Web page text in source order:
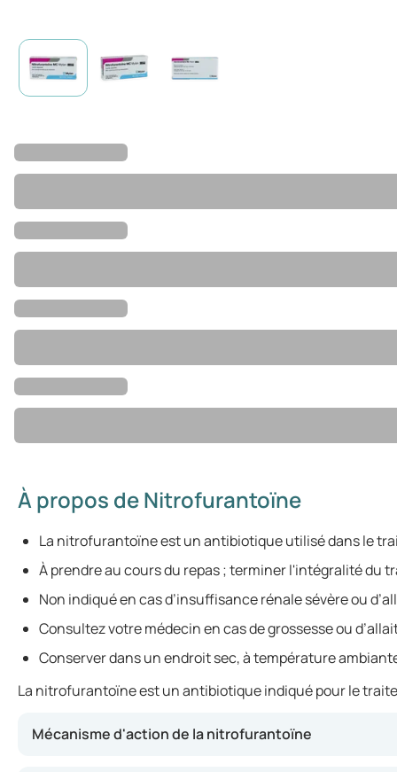
À propos de Nitrofurantoïne
La nitrofurantoïne est un antibiotique utilisé dans le
À prendre au cours du repas ; terminer l'intégralité du
Non indiqué en cas d’insuffisance rénale sévère ou
Consultez votre médecin en cas de grossesse ou
Conserver dans un endroit sec, à température
La nitrofurantoïne est un antibiotique indiqué pour le
Mécanisme d'action de la nitrofurantoïne